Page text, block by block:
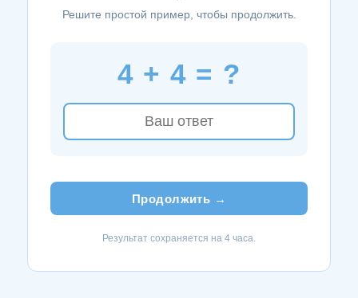
Решите простой пример, чтобы продолжить.
4 + 4 = ?
Продолжить →
Результат сохраняется на 4 часа.